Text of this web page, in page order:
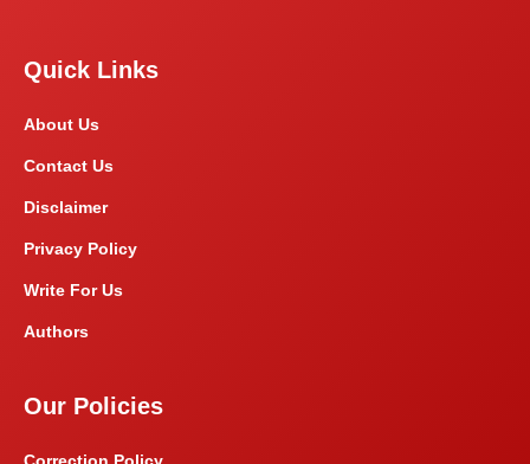
Quick Links
About Us
Contact Us
Disclaimer
Privacy Policy
Write For Us
Authors
Our Policies